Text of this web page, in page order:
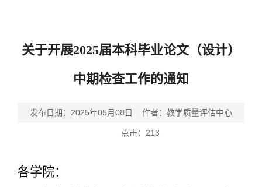
关于开展2025届本科毕业论文（设计）
中期检查工作的通知
发布日期：2025年05月08日 作者：教学质量评估中心
点击： 213
各学院：